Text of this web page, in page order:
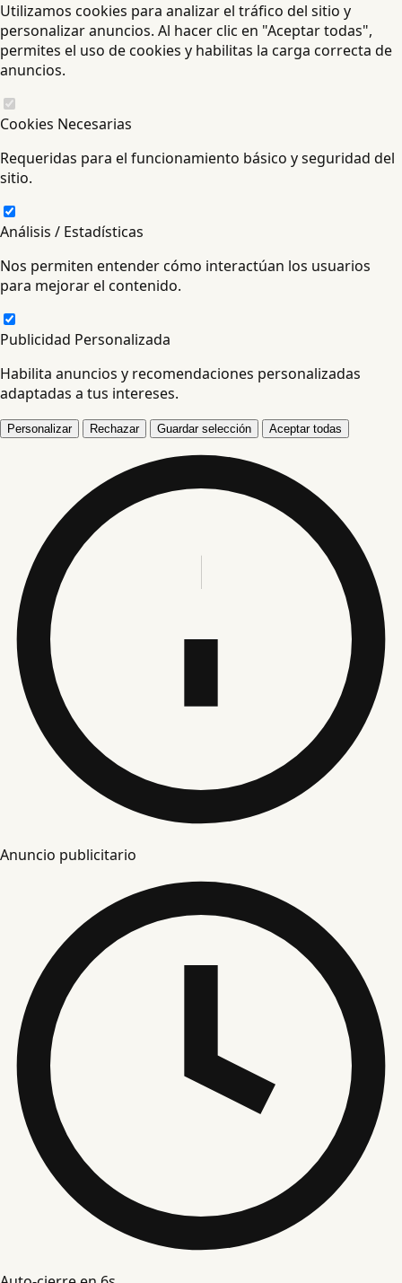
Utilizamos cookies para analizar el tráfico del sitio y
personalizar anuncios. Al hacer clic en "Aceptar todas",
permites el uso de cookies y habilitas la carga correcta de
anuncios.
Cookies Necesarias
Requeridas para el funcionamiento básico y seguridad del
sitio.
Análisis / Estadísticas
Nos permiten entender cómo interactúan los usuarios
para mejorar el contenido.
Publicidad Personalizada
Habilita anuncios y recomendaciones personalizadas
adaptadas a tus intereses.
Personalizar Rechazar Guardar selección Aceptar todas
Anuncio publicitario